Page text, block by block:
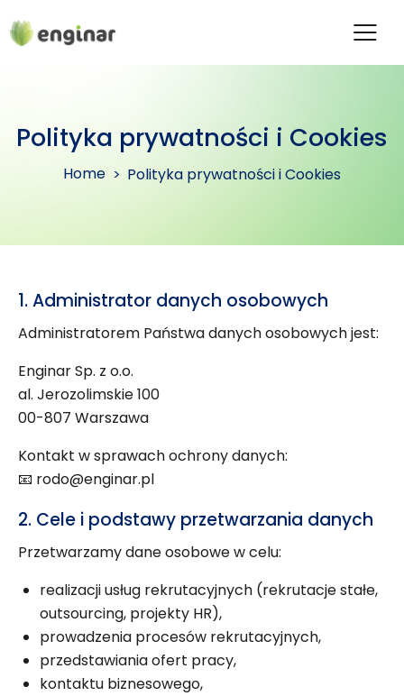
Polityka prywatności i Cookies
Home Polityka prywatności i Cookies
1. Administrator danych osobowych
Administratorem Państwa danych osobowych jest:
Enginar Sp. z o.o.
al. Jerozolimskie 100
00-807 Warszawa
Kontakt w sprawach ochrony danych:
📧 rodo@enginar.pl
2. Cele i podstawy przetwarzania danych
Przetwarzamy dane osobowe w celu:
realizacji usług rekrutacyjnych (rekrutacje stałe,
outsourcing, projekty HR),
prowadzenia procesów rekrutacyjnych,
przedstawiania ofert pracy,
kontaktu biznesowego,